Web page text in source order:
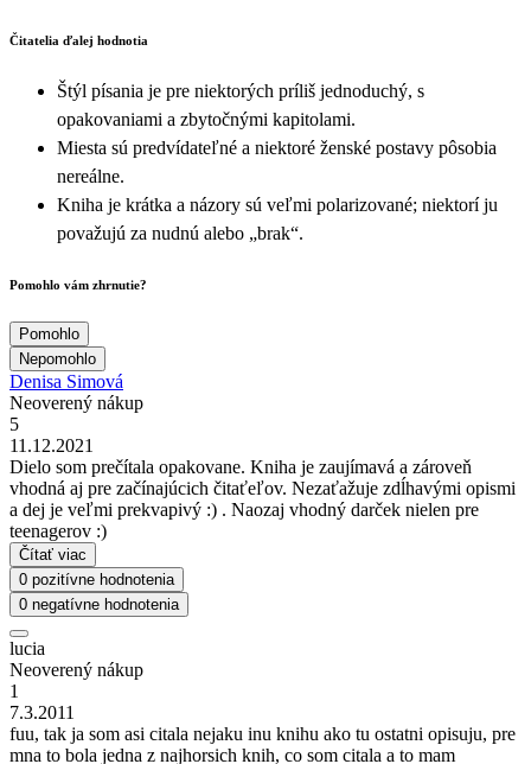
Čitatelia ďalej hodnotia
Štýl písania je pre niektorých príliš jednoduchý, s
opakovaniami a zbytočnými kapitolami.
Miesta sú predvídateľné a niektoré ženské postavy pôsobia
nereálne.
Kniha je krátka a názory sú veľmi polarizované; niektorí ju
považujú za nudnú alebo „brak“.
Pomohlo vám zhrnutie?
Pomohlo
Nepomohlo
Denisa Simová
Neoverený nákup
5
11.12.2021
Dielo som prečítala opakovane. Kniha je zaujímavá a zároveň
vhodná aj pre začínajúcich čitaťeľov. Nezaťažuje zdĺhavými opismi
a dej je veľmi prekvapivý :) . Naozaj vhodný darček nielen pre
teenagerov :)
Čítať viac
0 pozitívne hodnotenia
0 negatívne hodnotenia
lucia
Neoverený nákup
1
7.3.2011
fuu, tak ja som asi citala nejaku inu knihu ako tu ostatni opisuju, pre
mna to bola jedna z najhorsich knih, co som citala a to mam